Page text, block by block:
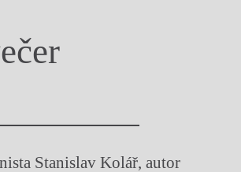
Stanislav Kolář, autor